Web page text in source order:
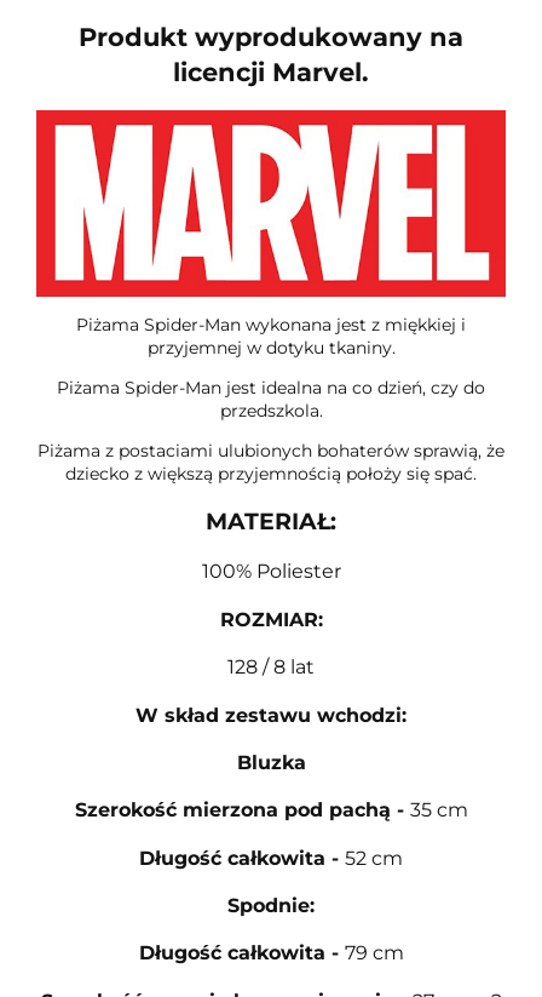
Produkt wyprodukowany na
licencji Marvel.
Piżama Spider-Man wykonana jest z miękkiej i
przyjemnej w dotyku tkaniny.
Piżama Spider-Man jest idealna na co dzień, czy do
przedszkola.
Piżama z postaciami ulubionych bohaterów sprawią, że
dziecko z większą przyjemnością położy się spać.
MATERIAŁ:
100% Poliester
ROZMIAR:
128 / 8 lat
W skład zestawu wchodzi:
Bluzka
Szerokość mierzona pod pachą - 35 cm
Długość całkowita - 52 cm
Spodnie:
Długość całkowita - 79 cm